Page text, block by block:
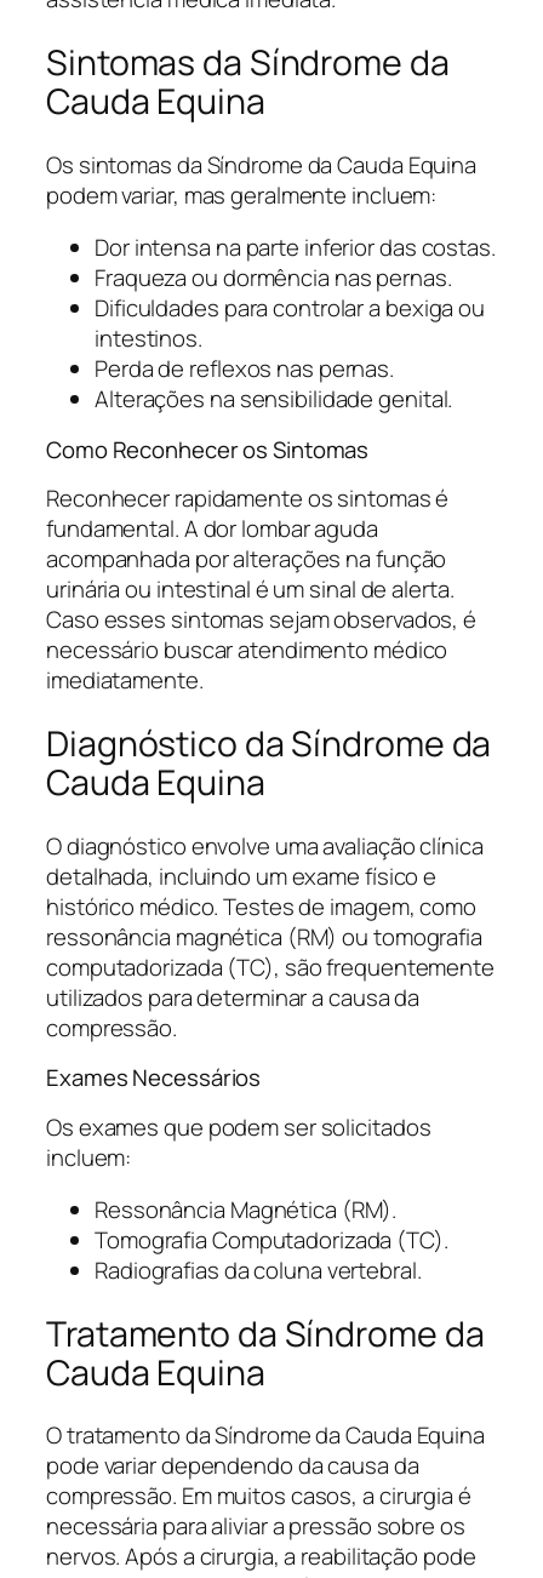
Sintomas da Síndrome da
Cauda Equina
Os sintomas da Síndrome da Cauda Equina
podem variar, mas geralmente incluem:
Dor intensa na parte inferior das costas.
Fraqueza ou dormência nas pernas.
Dificuldades para controlar a bexiga ou
intestinos.
Perda de reflexos nas pernas.
Alterações na sensibilidade genital.
Como Reconhecer os Sintomas
Reconhecer rapidamente os sintomas é
fundamental. A dor lombar aguda
acompanhada por alterações na função
urinária ou intestinal é um sinal de alerta.
Caso esses sintomas sejam observados, é
necessário buscar atendimento médico
imediatamente.
Diagnóstico da Síndrome da
Cauda Equina
O diagnóstico envolve uma avaliação clínica
detalhada, incluindo um exame físico e
histórico médico. Testes de imagem, como
ressonância magnética (RM) ou tomografia
computadorizada (TC), são frequentemente
utilizados para determinar a causa da
compressão.
Exames Necessários
Os exames que podem ser solicitados
incluem:
Ressonância Magnética (RM).
Tomografia Computadorizada (TC).
Radiografias da coluna vertebral.
Tratamento da Síndrome da
Cauda Equina
O tratamento da Síndrome da Cauda Equina
pode variar dependendo da causa da
compressão. Em muitos casos, a cirurgia é
necessária para aliviar a pressão sobre os
nervos. Após a cirurgia, a reabilitação pode